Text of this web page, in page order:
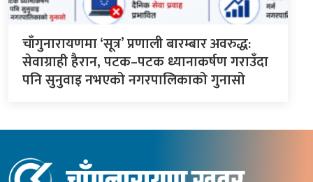
चाँगुनारायणमा ‘सूत्र’ प्रणाली बारम्बार अवरुद्ध:
सेवाग्राही हैरान, पटक–पटक ध्यानाकर्षण गराउँदा
पनि सुनुवाइ नभएको नगरपालिकाको गुनासो